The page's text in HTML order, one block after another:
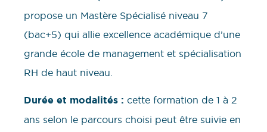
propose un Mastère Spécialisé niveau 7
(bac+5) qui allie excellence académique d’une
grande école de management et spécialisation
RH de haut niveau.
Durée et modalités : cette formation de 1 à 2
ans selon le parcours choisi peut être suivie en